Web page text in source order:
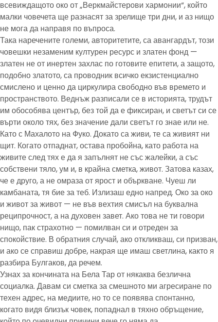
всевиждащото око от „Веркмайстерови хармонии“, който
малки човечета ще разнасят за зрелище три дни, и аз нищо
не мога да направя по въпроса.
Така наречените големи, авторитетите, са авангардът, този
човешки незаменим културен ресурс и златен фонд —
златен не от инертен захлас по готовите епитети, а защото,
подобно златото, са проводник всичко екзистенциално
смислено и ценно да циркулира свободно във времето и
пространството. Веднъж разписали се в историята, трудът
им обособява център, без той да е фиксиран, и светът си се
върти около тях, без значение дали светът го знае или не.
Като с Махалото на Фуко. Докато са живи, те са живият ни
щит. Когато отпаднат, остава пробойна, като работа на
живите след тях е да я запълнят не със жалейки, а със
собствени тяло, ум и, в крайна сметка, живот. Затова казах,
че е друго, а не омраза от ярост и объркване. Чуеш ли
камбаната, тя бие за теб. Излизаш едно напред. Око за око
и живот за живот — не във вехтия смисъл на буквална
реципрочност, а на духовен завет. Ако това не ти говори
нищо, пак страхотно — помилван си и отреден за
спокойствие. В обратния случай, ако откликваш, си призван,
и ако се справиш добре, накрая ще имаш светлина, както я
разбира Булгаков, да речем.
Узнах за кончината на Бела Тар от някаква безлична
социалка. Давам си сметка за смешното ми агресиране по
техен адрес, на медиите, но то се появява спонтанно,
когато видя близък човек, попаднал в тяхно обръщение,